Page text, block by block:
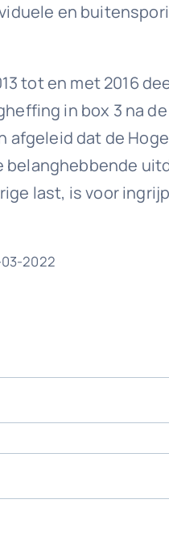
en
tot en met 2016
in box 3 na
afgeleid dat de
belanghebbende
last, is voor
2022